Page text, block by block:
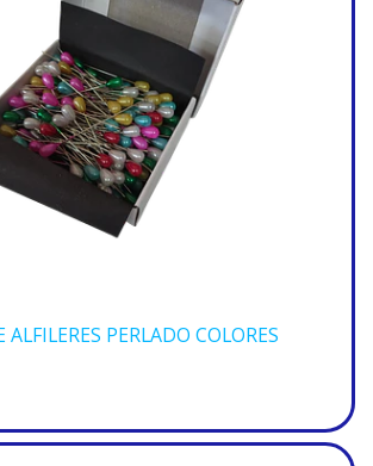
ALFILERES PERLADO COLORES